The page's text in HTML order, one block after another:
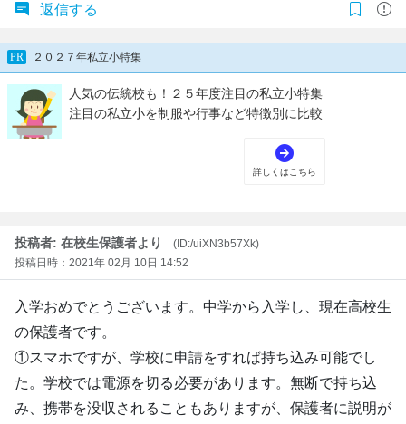
返信する
投稿者: 在校生保護者より
(ID:/uiXN3b57Xk)
投稿日時：2021年 02月 10日 14:52
入学おめでとうございます。中学から入学し、現在高校生
の保護者です。
①スマホですが、学校に申請をすれば持ち込み可能でし
た。学校では電源を切る必要があります。無断で持ち込
み、携帯を没収されることもありますが、保護者に説明が